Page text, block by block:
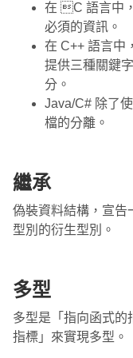
在 C 語言中
必須的資訊。
在 C++ 語言中
提供三種關鍵
分。
Java/C# 除了
檔的分離。
繼承
偽裝資料結構，宣告
型別的衍生型別。
多型
多型是「指向函式的
指標」來實現多型。